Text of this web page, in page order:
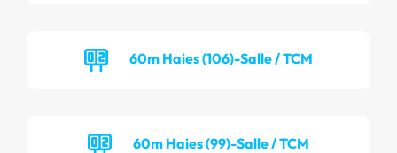
60m Haies (106)-Salle / TCM
60m Haies (99)-Salle / TCM